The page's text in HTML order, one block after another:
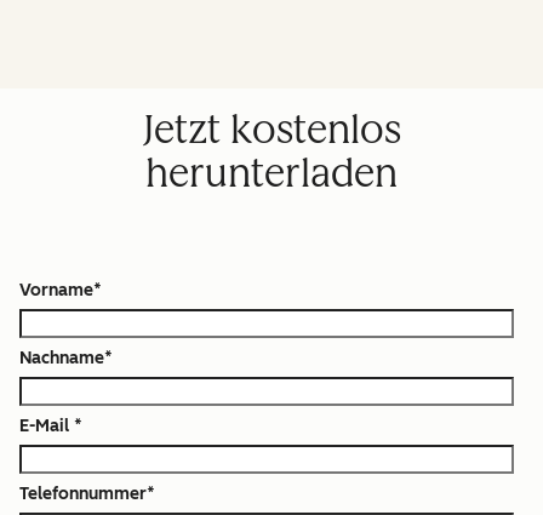
Jetzt kostenlos
herunterladen
Vorname*
Nachname*
E-Mail *
Telefonnummer*